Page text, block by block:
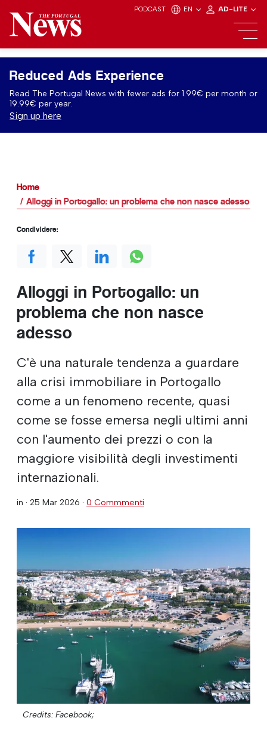
PODCAST EN AD-LITE
Reduced Ads Experience
Read The Portugal News with fewer ads for 1.99€ per month or
19.99€ per year.
Sign up here
Home
Alloggi in Portogallo: un problema che non nasce adesso
Alloggi in Portogallo: un
problema che non nasce
adesso
C'è una naturale tendenza a guardare
alla crisi immobiliare in Portogallo
come a un fenomeno recente, quasi
come se fosse emersa negli ultimi anni
con l'aumento dei prezzi o con la
maggiore visibilità degli investimenti
internazionali.
in · 25 Mar 2026 · 0 Commmenti
Credits: Facebook;
Condividere: